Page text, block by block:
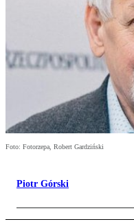
Foto: Fotorzepa, Robert Gardziński
Piotr Górski